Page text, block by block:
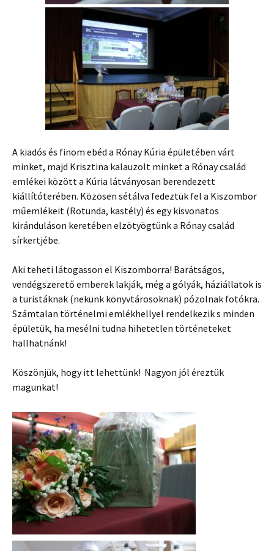
A kiadós és finom ebéd a Rónay Kúria épületében várt
minket, majd Krisztina kalauzolt minket a Rónay család
emlékei között a Kúria látványosan berendezett
kiállítóterében. Közösen sétálva fedeztük fel a Kiszombor
műemlékeit (Rotunda, kastély) és egy kisvonatos
kiránduláson keretében elzötyögtünk a Rónay család
sírkertjébe.
Aki teheti látogasson el Kiszomborra! Barátságos,
vendégszerető emberek lakják, még a gólyák, háziállatok is
a turistáknak (nekünk könyvtárosoknak) pózolnak fotókra.
Számtalan történelmi emlékhellyel rendelkezik s minden
épületük, ha mesélni tudna hihetetlen történeteket
hallhatnánk!
Köszönjük, hogy itt lehettünk! Nagyon jól éreztük
magunkat!